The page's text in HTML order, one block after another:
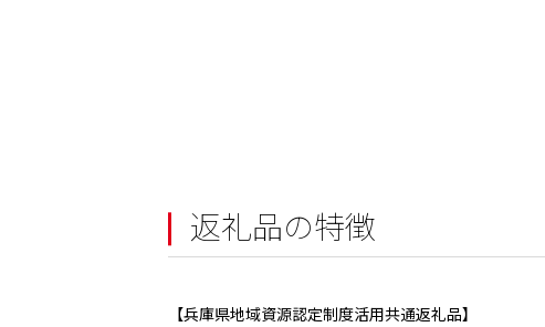
返礼品の特徴
【兵庫県地域資源認定制度活用共通返礼品】